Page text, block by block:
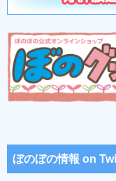
ぼのぼの情報 on